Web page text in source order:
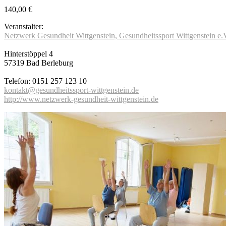
140,00 €
Veranstalter:
Netzwerk Gesundheit Wittgenstein, Gesundheitssport Wittgenstein
Hinterstöppel 4
57319 Bad Berleburg
Telefon: 0151 257 123 10
kontakt@gesundheitssport-wittgenstein.de
http://www.netzwerk-gesundheit-wittgenstein.de